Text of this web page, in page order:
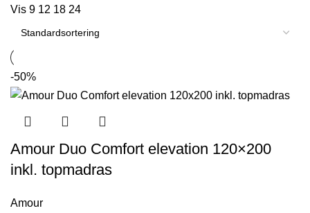
Vis 9 12 18 24
-50%
Amour Duo Comfort elevation 120×200
inkl. topmadras
Amour